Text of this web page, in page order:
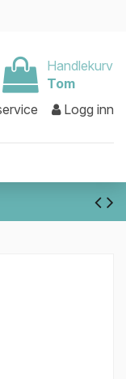
Handlekurv
Tom
Logg inn